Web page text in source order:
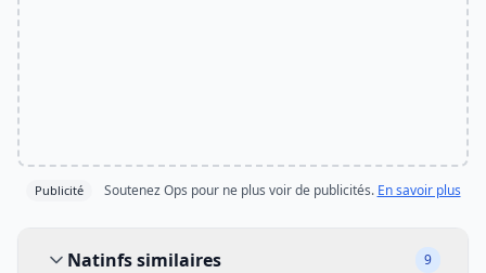
Publicité Soutenez Ops pour ne plus voir de publicités. En savoir plus
Natinfs similaires
9